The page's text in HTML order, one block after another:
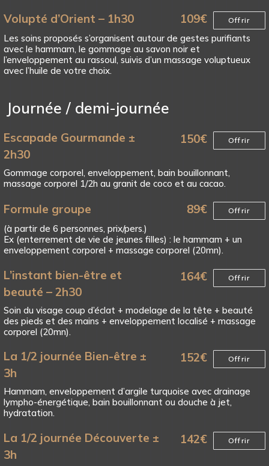
Volupté d’Orient – 1h30 109€ Offrir
Les soins proposés s’organisent autour de gestes purifiants
avec le hammam, le gommage au savon noir et
l’enveloppement au rassoul, suivis d’un massage voluptueux
avec l’huile de votre choix.
Journée / demi-journée
Escapade Gourmande ±
2h30
150€ Offrir
Gommage corporel, enveloppement, bain bouillonnant,
massage corporel 1/2h au granit de coco et au cacao.
Formule groupe 89€ Offrir
(à partir de 6 personnes, prix/pers.)
Ex (enterrement de vie de jeunes filles) : le hammam + un
enveloppement corporel + massage corporel (20mn).
L’instant bien-être et
beauté – 2h30
164€ Offrir
Soin du visage coup d’éclat + modelage de la tête + beauté
des pieds et des mains + enveloppement localisé + massage
corporel (20mn).
La 1/2 journée Bien-être ±
3h
152€ Offrir
Hammam, enveloppement d’argile turquoise avec drainage
lympho-énergétique, bain bouillonnant ou douche à jet,
hydratation.
La 1/2 journée Découverte ±
3h
142€ Offrir